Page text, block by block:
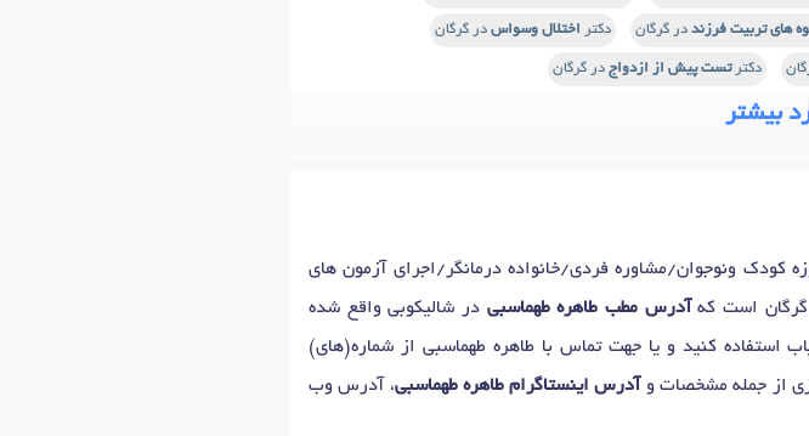
های تربیت فرزند در گرگان دکتر اختلال وسواس در گرگان
دکترتست پیش از ازدواج در گرگان
بیشتر
ونوجوان/مشاوره فردی/خانواده درمانگر/اجرای آزمون های
است که آدرس مطب طاهره طهماسبی در شالیکوبی واقع شده
استفاده کنید و یا جهت تماس با طاهره طهماسبی از شماره(های)
از جمله مشخصات و آدرس اینستاگرام طاهره طهماسبی، آدرس وب